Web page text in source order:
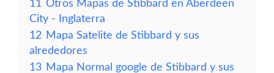
11 Otros Mapas de Stibbard en Aberdeen
City - Inglaterra
12 Mapa Satelite de Stibbard y sus
alrededores
13 Mapa Normal google de Stibbard y sus